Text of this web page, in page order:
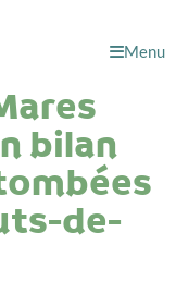
Menu
bilan
de-